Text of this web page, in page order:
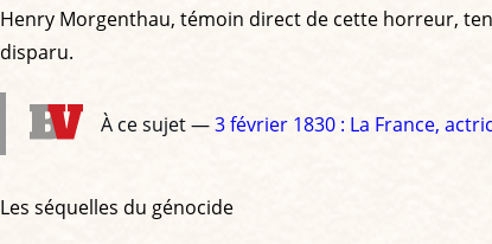
Henry Morgenthau, témoin direct de cette horreur,
disparu.
À ce sujet —3 février 1830 : La France,
Les séquelles du génocide